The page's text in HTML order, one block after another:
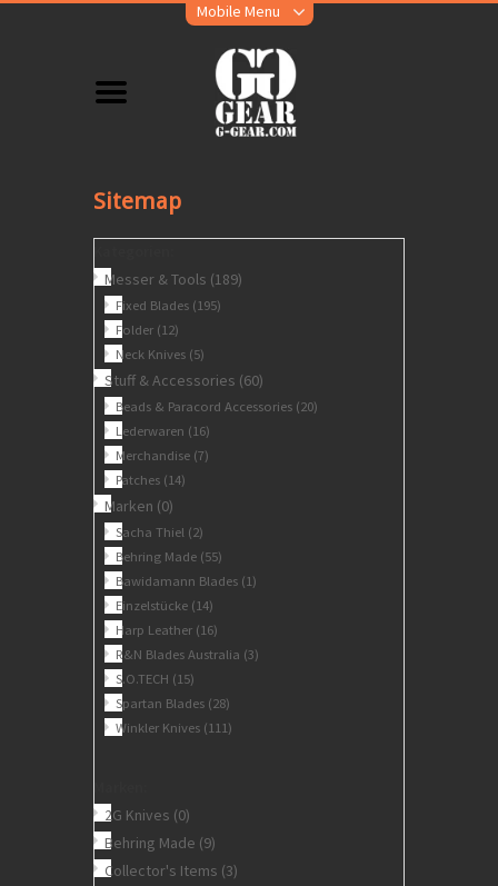
Mobile Menu
Sitemap
Messer & Tools (189)
Fixed Blades (195)
Folder (12)
Neck Knives (5)
Stuff & Accessories (60)
Beads & Paracord Accessories (20)
Lederwaren (16)
Merchandise (7)
Patches (14)
Marken (0)
Sacha Thiel (2)
Behring Made (55)
Bawidamann Blades (1)
Einzelstücke (14)
Harp Leather (16)
R&N Blades Australia (3)
S.O.TECH (15)
Spartan Blades (28)
Winkler Knives (111)
2G Knives (0)
Behring Made (9)
Collector's Items (3)